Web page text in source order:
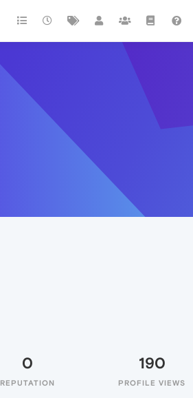
0
REPUTATION
190
PROFILE VIEWS